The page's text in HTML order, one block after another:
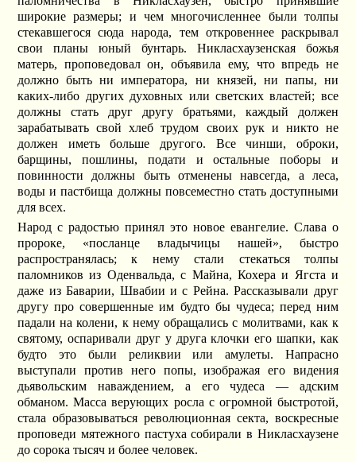
широкие размеры; и чем многочисленнее были толпы
стекавшегося сюда народа, тем откровеннее раскрывал
свои планы юный бунтарь. Никласхаузенская божья
матерь, проповедовал он, объявила ему, что впредь не
должно быть ни императора, ни князей, ни папы, ни
каких-либо других духовных или светских властей; все
должны стать друг другу братьями, каждый должен
зарабатывать свой хлеб трудом своих рук и никто не
должен иметь больше другого. Все чинши, оброки,
барщины, пошлины, подати и остальные поборы и
повинности должны быть отменены навсегда, а леса,
воды и пастбища должны повсеместно стать доступными
для всех.
Народ с радостью принял это новое евангелие. Слава о
пророке, «посланце владычицы нашей», быстро
распространялась; к нему стали стекаться толпы
паломников из Оденвальда, с Майна, Кохера и Ягста и
даже из Баварии, Швабии и с Рейна. Рассказывали друг
другу про совершенные им будто бы чудеса; перед ним
падали на колени, к нему обращались с молитвами, как к
святому, оспаривали друг у друга клочки его шапки, как
будто это были реликвии или амулеты. Напрасно
выступали против него попы, изображая его видения
дьявольским наваждением, а его чудеса — адским
обманом. Масса верующих росла с огромной быстротой,
стала образовываться революционная секта, воскресные
проповеди мятежного пастуха собирали в Никласхаузене
до сорока тысяч и более человек.